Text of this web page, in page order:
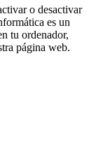
o desactivar
es un
tu ordenador,
página web.